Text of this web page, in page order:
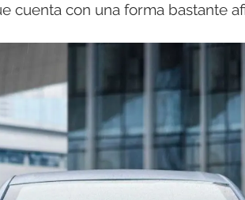
cuenta con una forma bastante